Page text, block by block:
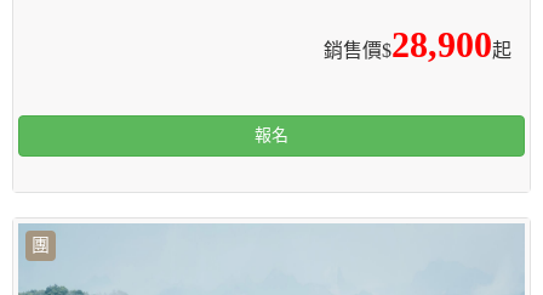
銷售價$28,900起
報名
團